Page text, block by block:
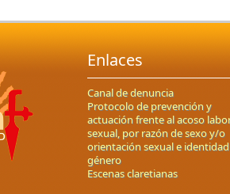
Enlaces
Canal de denuncia
Protocolo de prevención y
actuación frente al acoso
sexual, por razón de sexo y/o
orientación sexual e
género
Escenas claretianas